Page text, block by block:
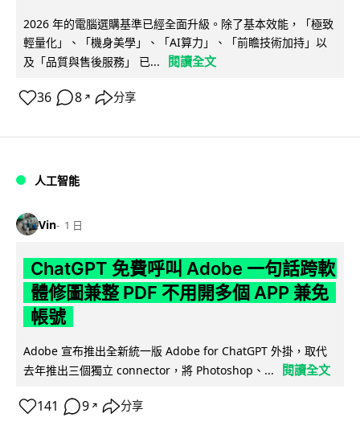
2026 年的電腦選購基準已經全面升級。除了基本效能，「極致
輕量化」、「機身美學」、「AI算力」、「前瞻技術加持」以
及「品質與售後服務」 已...
閱讀全文
36 8 ↗ 分享
人工智能
Vin 1 日
ChatGPT 免費呼叫 Adobe 一句話跨軟
體修圖兼整 PDF 不用開多個 APP 兼免
帳號
Adobe 宣布推出全新統一版 Adobe for ChatGPT 外掛，取代
去年推出三個獨立 connector，將 Photoshop、...
閱讀全文
141 9 ↗ 分享